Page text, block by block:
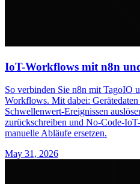
IoT-Workflows mit n8n
So verbinden Sie n8n mit TagoIO
Workflows. Mit dabei:
Schwellenwert-Ereignissen
zurückschreiben und No-Code-
manuelle Abläufe ersetzen.
May 31, 2026